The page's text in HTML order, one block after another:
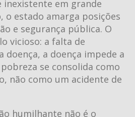
inexistente em grande
estado amarga posições
e segurança pública. O
vicioso: a falta de
a doença impede a
se consolida como
não como um acidente de
humilhante não é o